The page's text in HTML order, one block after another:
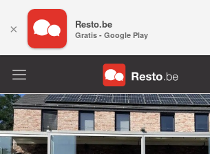
× Resto.be
Gratis - Google Play